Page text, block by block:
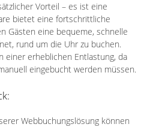
Vorteil – es ist eine
bietet eine fortschrittliche
Gästen eine bequeme, schnelle
rund um die Uhr zu buchen.
einer erheblichen Entlastung, da
eingebucht werden müssen.
Webbuchungslösung können